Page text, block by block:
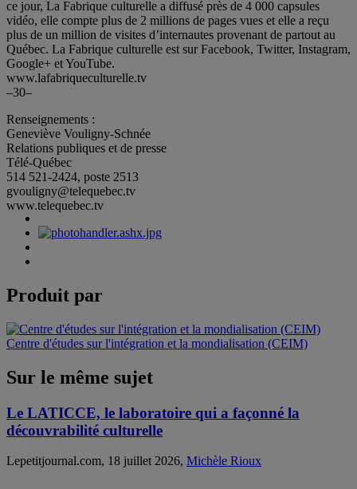
ce jour, La Fabrique culturelle a diffusé près de 4 000 capsules
vidéo, elle compte plus de 2 millions de pages vues et elle a reçu
plus de un million de visites d’internautes provenant de partout au
Québec. La Fabrique culturelle est sur Facebook, Twitter, Instagram,
Google+ et YouTube.
www.lafabriqueculturelle.tv
–30–
Renseignements :
Geneviève Vouligny-Schnée
Relations publiques et de presse
Télé-Québec
514 521-2424, poste 2513
gvouligny@telequebec.tv
www.telequebec.tv
Produit par
Centre d'études sur l'intégration et la mondialisation (CEIM)
Sur le même sujet
Le LATICCE, le laboratoire qui a façonné la
découvrabilité culturelle
Lepetitjournal.com, 18 juillet 2026, Michèle Rioux